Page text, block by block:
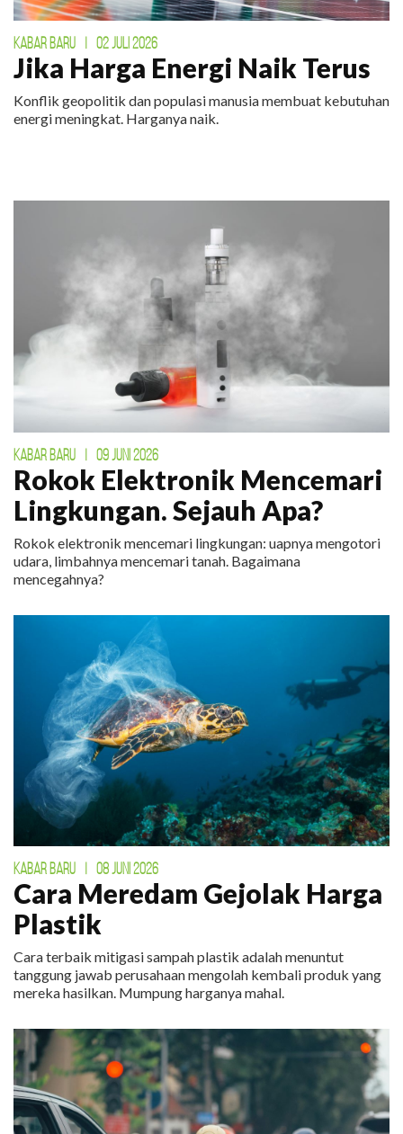
KABAR BARU | 02 JULI 2026
Jika Harga Energi Naik Terus
Konflik geopolitik dan populasi manusia membuat kebutuhan
energi meningkat. Harganya naik.
KABAR BARU | 09 JUNI 2026
Rokok Elektronik Mencemari
Lingkungan. Sejauh Apa?
Rokok elektronik mencemari lingkungan: uapnya mengotori
udara, limbahnya mencemari tanah. Bagaimana
mencegahnya?
KABAR BARU 08 JUNI 2026
Cara Meredam Gejolak Harga
Plastik
Cara terbaik mitigasi sampah plastik adalah menuntut
tanggung jawab perusahaan mengolah kembali produk yang
mereka hasilkan. Mumpung harganya mahal.